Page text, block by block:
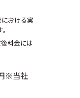
おける実
料金には
※当社